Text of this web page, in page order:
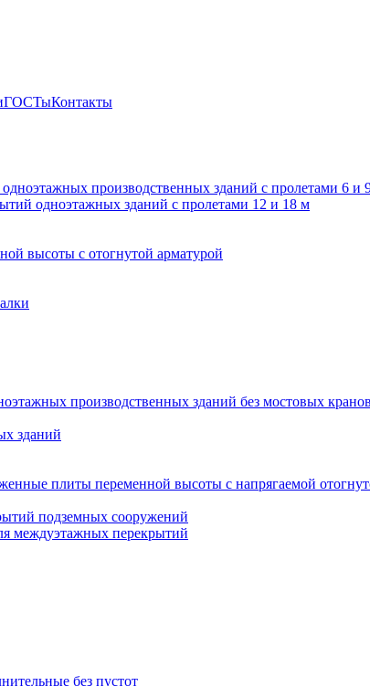
ГОСТыКонтакты
производственных зданий с пролетами 6
одноэтажных зданий с пролетами 12 и 18 м
высоты с отогнутой арматурой
производственных зданий без мостовых кранов
зданий
плиты переменной высоты с напрягаемой
подземных сооружений
междуэтажных перекрытий
без пустот